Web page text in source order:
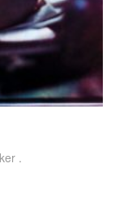
.